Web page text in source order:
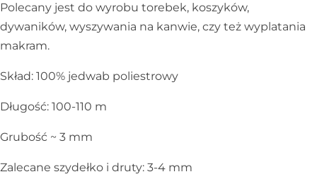
Polecany jest do wyrobu torebek, koszyków,
dywaników, wyszywania na kanwie, czy też wyplatania
makram.
Skład: 100% jedwab poliestrowy
Długość: 100-110 m
Grubość ~ 3 mm
Zalecane szydełko i druty: 3-4 mm
Galanteria skórzana